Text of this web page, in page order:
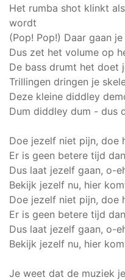
Het rumba shot klinkt
wordt
(Pop! Pop!) Daar gaan
Dus zet het volume op
De bass drumt het doet
Trillingen dringen je
Deze kleine diddley
Dum diddley dum - dus
Doe jezelf niet pijn, doe
Er is geen betere tijd
Dus laat jezelf gaan, o-
Bekijk jezelf nu, hier
Doe jezelf niet pijn, doe
Er is geen betere tijd
Dus laat jezelf gaan, o-
Bekijk jezelf nu, hier
Je weet dat de muziek